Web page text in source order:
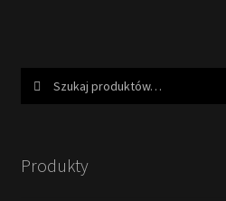
Produkty